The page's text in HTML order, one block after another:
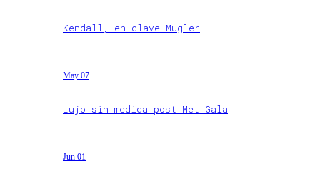
Kendall, en clave Mugler
May 07
Lujo sin medida post Met Gala
Jun 01